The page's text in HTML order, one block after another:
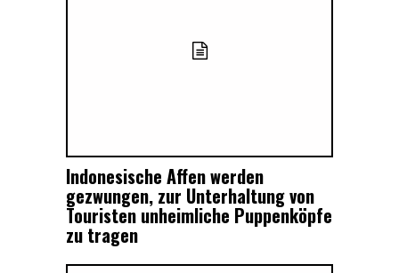
Indonesische Affen werden
gezwungen, zur Unterhaltung von
Touristen unheimliche Puppenköpfe
zu tragen